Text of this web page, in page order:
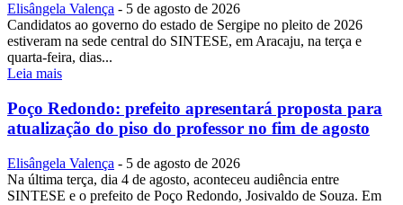
Elisângela Valença - 5 de agosto de 2026
Candidatos ao governo do estado de Sergipe no pleito de 2026
estiveram na sede central do SINTESE, em Aracaju, na terça e
quarta-feira, dias...
Leia mais
Poço Redondo: prefeito apresentará proposta para
atualização do piso do professor no fim de agosto
Elisângela Valença - 5 de agosto de 2026
Na última terça, dia 4 de agosto, aconteceu audiência entre
SINTESE e o prefeito de Poço Redondo, Josivaldo de Souza. Em